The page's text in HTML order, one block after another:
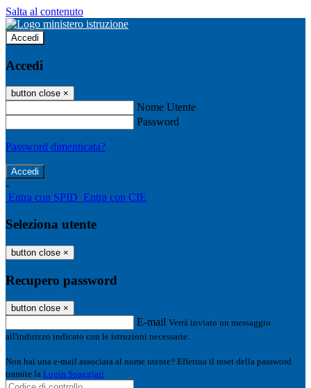
Salta al contenuto
Accedi
Accedi
button close ×
Nome Utente
Password
Password dimenticata?
-
Entra con SPID Entra con CIE
Seleziona utente
button close ×
Recupero password
button close ×
E-mail Verrà inviato un messaggio
all'indirizzo indicato con le istruzioni necessarie.
Non hai una e-mail associata al nome utente? Effettua il reset della password
tramite la Login Spaggiari